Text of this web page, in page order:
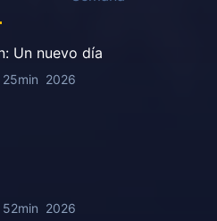
Un nuevo día
25min 2026
52min 2026